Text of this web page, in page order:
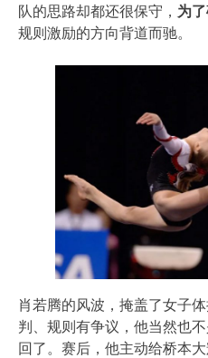
队的思路却都还很保守， 为
规则激励的方向背道而驰。
肖若腾的风波，掩盖了女子
判、规则有争议，他当然也
回了。赛后，他主动给桥本